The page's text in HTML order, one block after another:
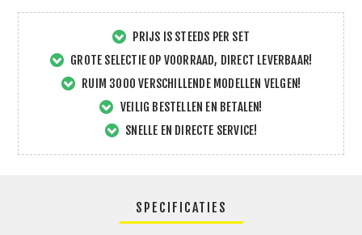
PRIJS IS STEEDS PER SET
GROTE SELECTIE OP VOORRAAD, DIRECT LEVERBAAR!
RUIM 3000 VERSCHILLENDE MODELLEN VELGEN!
VEILIG BESTELLEN EN BETALEN!
SNELLE EN DIRECTE SERVICE!
SPECIFICATIES